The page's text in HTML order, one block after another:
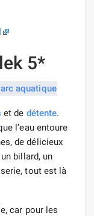
5*
et de détente.
l’eau entoure
de délicieux
billard, un
tout est là
car pour les